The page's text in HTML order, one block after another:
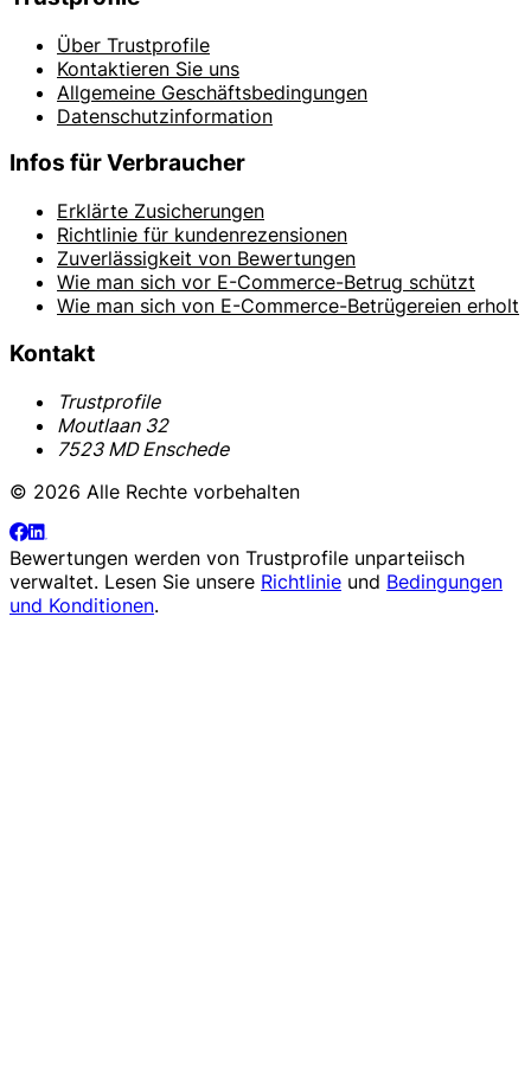
Über Trustprofile
Kontaktieren Sie uns
Allgemeine Geschäftsbedingungen
Datenschutzinformation
Infos für Verbraucher
Erklärte Zusicherungen
Richtlinie für kundenrezensionen
Zuverlässigkeit von Bewertungen
Wie man sich vor E-Commerce-Betrug schützt
Wie man sich von E-Commerce-Betrügereien erholt
Kontakt
Trustprofile
Moutlaan 32
7523 MD Enschede
© 2026 Alle Rechte vorbehalten
Bewertungen werden von Trustprofile unparteiisch
verwaltet. Lesen Sie unsere Richtlinie und Bedingungen
und Konditionen.